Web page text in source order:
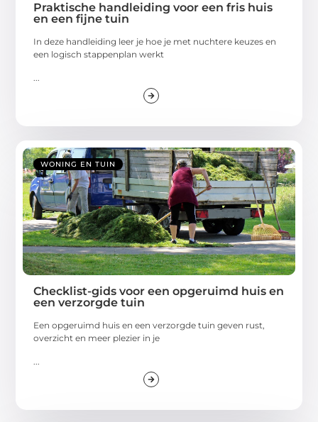
Praktische handleiding voor een fris huis
en een fijne tuin
In deze handleiding leer je hoe je met nuchtere keuzes en
een logisch stappenplan werkt
WONING EN TUIN
Checklist-gids voor een opgeruimd huis en
een verzorgde tuin
Een opgeruimd huis en een verzorgde tuin geven rust,
overzicht en meer plezier in je